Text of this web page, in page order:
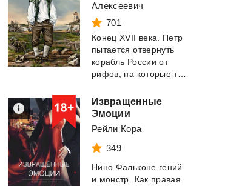
Алексеевич
701
Конец XVII века. Петр
пытается отвернуть
корабль России от
рифов, на которые тот идет полным ходом....
Извращенные
Эмоции
Рейли Кора
349
Нино Фальконе гений
и монстр. Как правая